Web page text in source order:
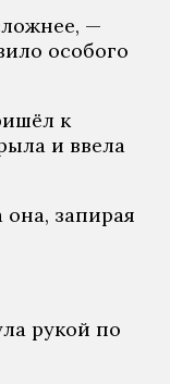
—
особого
к
и ввела
запирая
рукой по